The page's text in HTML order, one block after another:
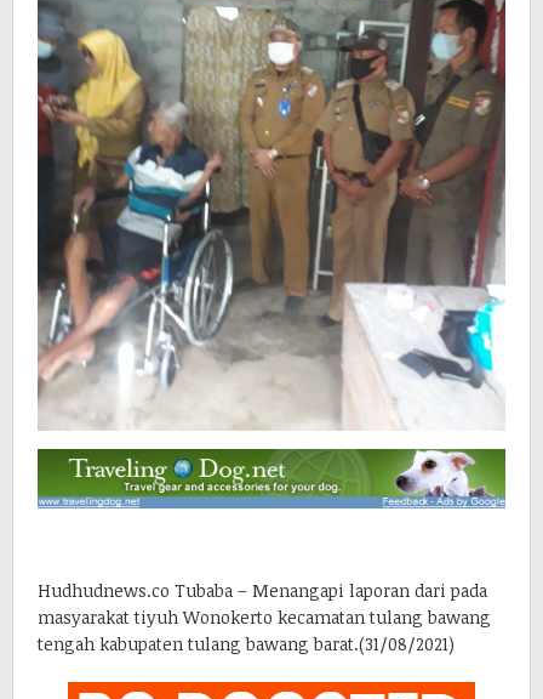
Hudhudnews.co Tubaba – Menangapi laporan dari pada
masyarakat tiyuh Wonokerto kecamatan tulang bawang
tengah kabupaten tulang bawang barat.(31/08/2021)